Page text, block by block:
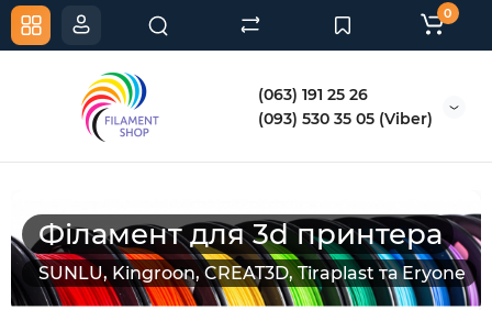
(063) 191 25 26
(093) 530 35 05 (Viber)
0
Філамент для 3d принтера
SUNLU, Kingroon, CREAT3D, Tiraplast та Eryone